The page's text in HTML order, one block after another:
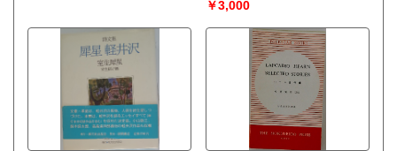
￥3,000